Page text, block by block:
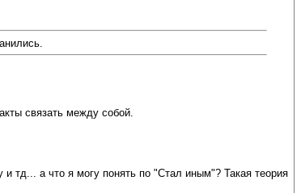
связать между собой.
тд... а что я могу понять по "Стал иным"? Такая теория